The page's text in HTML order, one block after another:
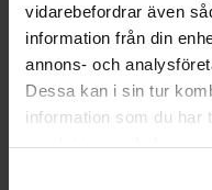
vidarebefordrar även
information från din
annons- och
Dessa kan i sin tur
information som du har